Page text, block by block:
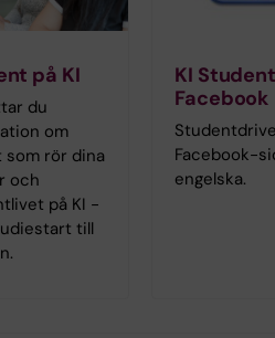
på KI
du
om
som rör dina
och
på KI -
till
KI
Facebook
Facebook-
engelska.